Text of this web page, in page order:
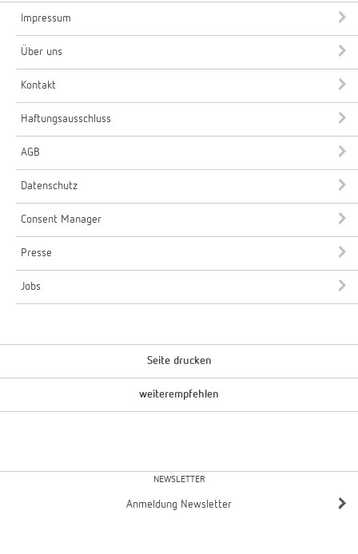
Impressum
Über uns
Kontakt
Haftungsausschluss
AGB
Datenschutz
Consent Manager
Presse
Jobs
Seite drucken
weiterempfehlen
NEWSLETTER
Anmeldung Newsletter